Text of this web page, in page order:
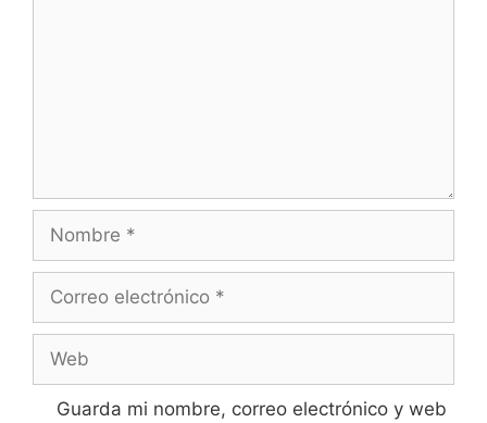
electrónico
Guarda mi nombre, correo electrónico y web